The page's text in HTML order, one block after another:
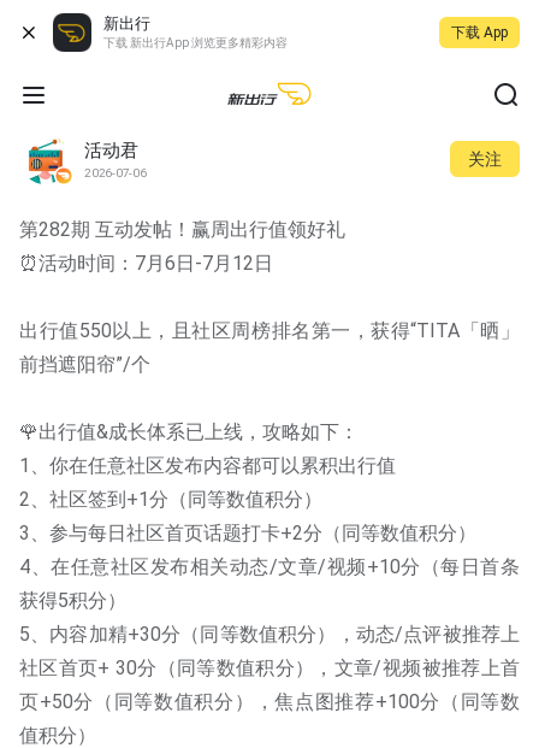
新出行
下载 新出行App 浏览更多精彩内容
下载 App
活动君
2026-07-06
关注
第282期 互动发帖！赢周出行值领好礼
⏰活动时间：7月6日-7月12日
出行值550以上，且社区周榜排名第一，获得“TITA「晒」
前挡遮阳帘”/个
🌹出行值&成长体系已上线，攻略如下：
1、你在任意社区发布内容都可以累积出行值
2、社区签到+1分（同等数值积分）
3、参与每日社区首页话题打卡+2分（同等数值积分）
4、在任意社区发布相关动态/文章/视频+10分（每日首条
获得5积分）
5、内容加精+30分（同等数值积分），动态/点评被推荐上
社区首页+ 30分（同等数值积分），文章/视频被推荐上首
页+50分（同等数值积分），焦点图推荐+100分（同等数
值积分）